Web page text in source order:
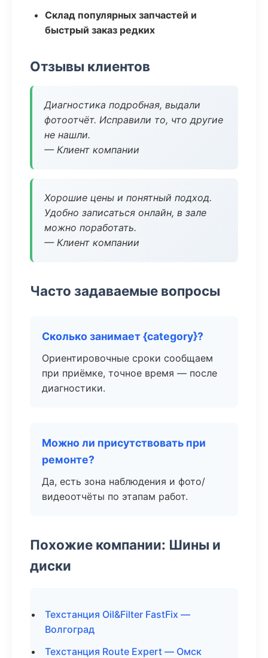
Склад популярных запчастей и
быстрый заказ редких
Отзывы клиентов
Диагностика подробная, выдали
фотоотчёт. Исправили то, что другие
не нашли.
— Клиент компании
Хорошие цены и понятный подход.
Удобно записаться онлайн, в зале
можно поработать.
— Клиент компании
Часто задаваемые вопросы
Сколько занимает {category}?
Ориентировочные сроки сообщаем
при приёмке, точное время — после
диагностики.
Можно ли присутствовать при
ремонте?
Да, есть зона наблюдения и фото/
видеоотчёты по этапам работ.
Похожие компании: Шины и
диски
Техстанция Oil&Filter FastFix —
Волгоград
Техстанция Route Expert — Омск